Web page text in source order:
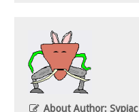
About Author: Sypiac